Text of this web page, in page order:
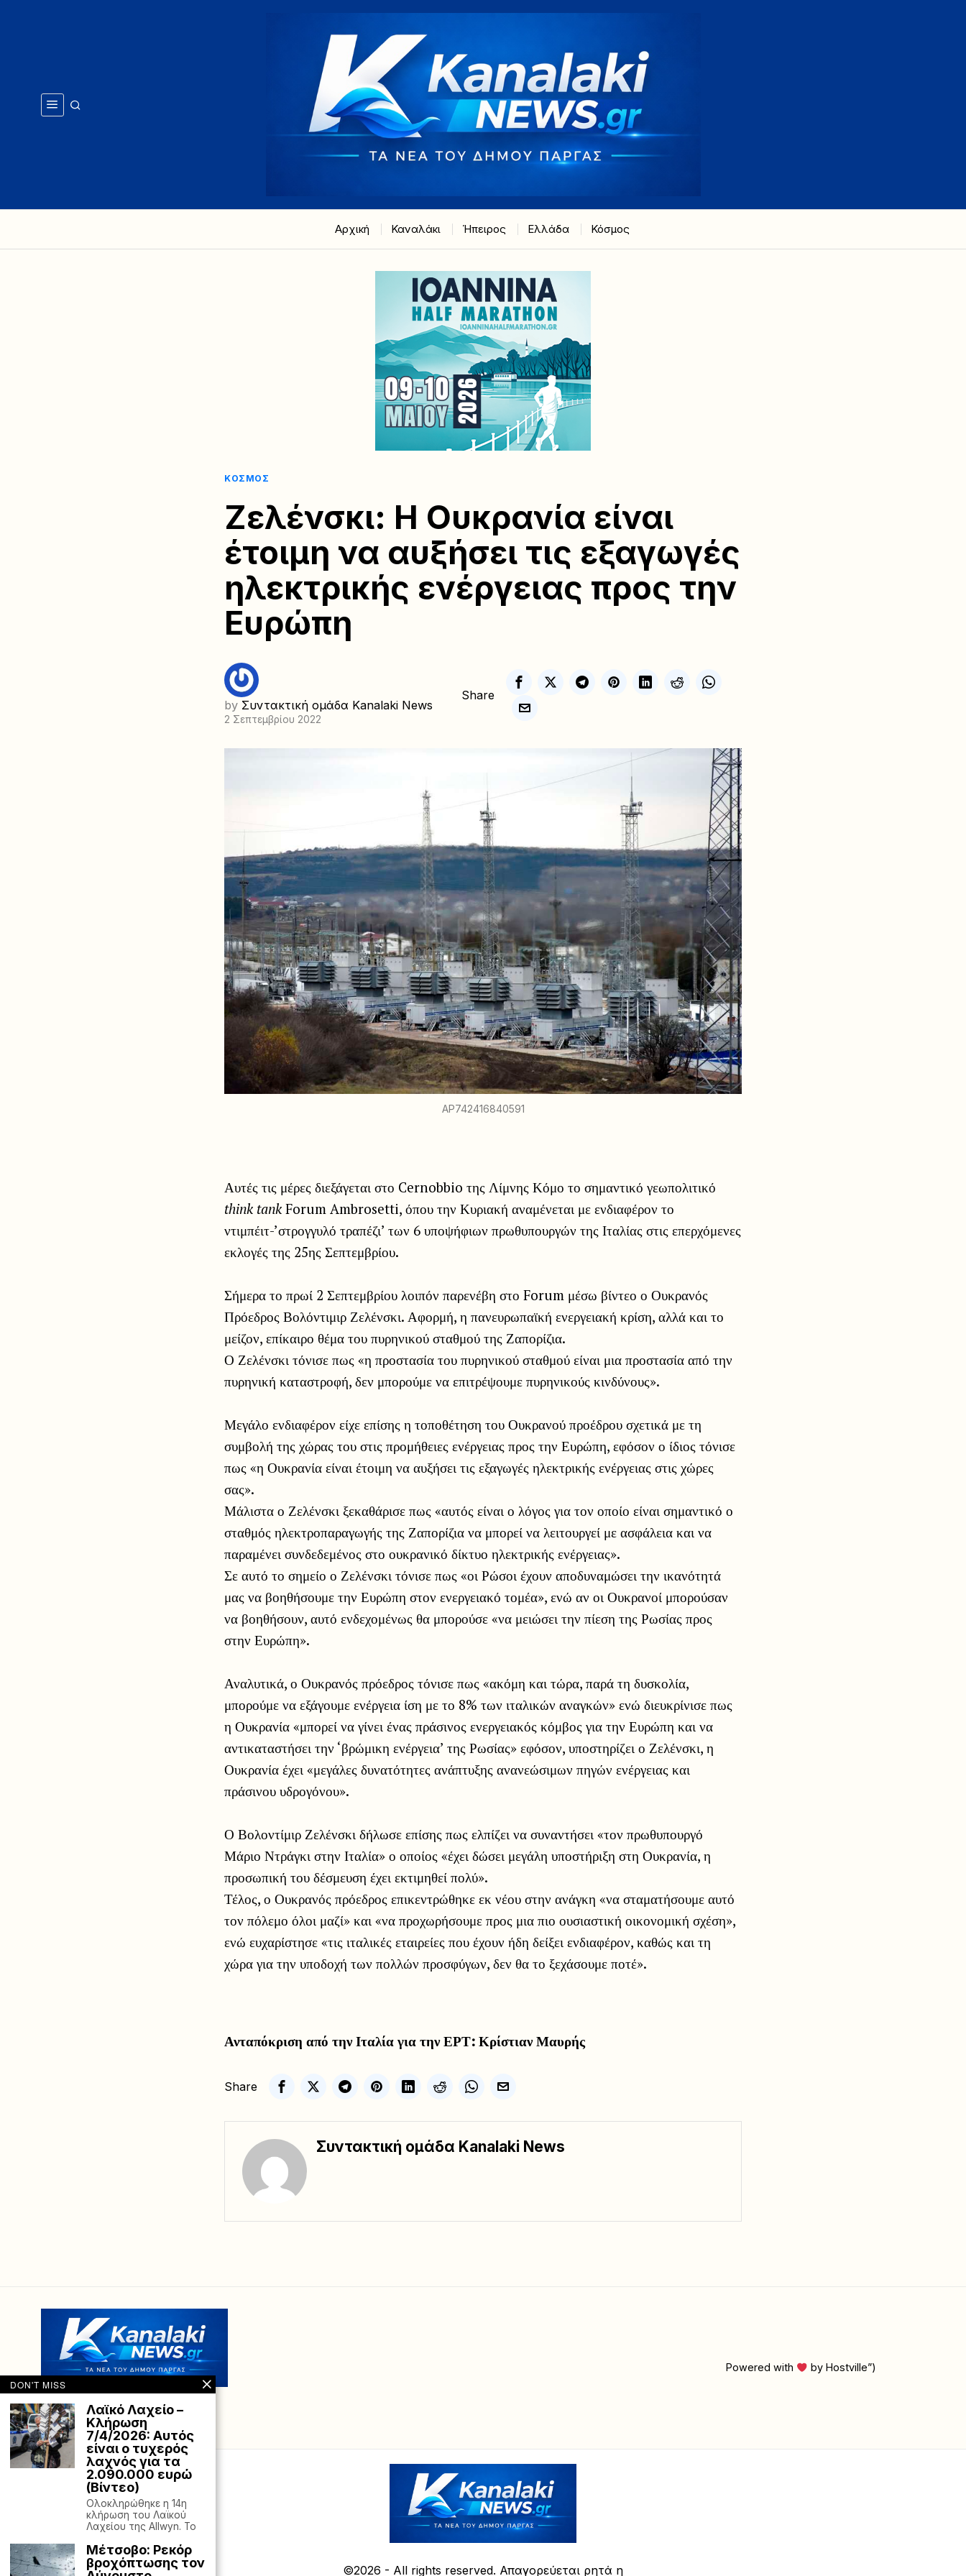
Αρχική Καναλάκι Ήπειρος Ελλάδα Κόσμος
ΚΌΣΜΟΣ
Ζελένσκι: Η Ουκρανία είναι
έτοιμη να αυξήσει τις εξαγωγές
ηλεκτρικής ενέργειας προς την
Ευρώπη
by Συντακτική ομάδα Kanalaki News
2 Σεπτεμβρίου 2022
Share
AP742416840591
Αυτές τις μέρες διεξάγεται στο Cernobbio της Λίμνης Κόμο το σημαντικό γεωπολιτικό
think tank Forum Ambrosetti, όπου την Κυριακή αναμένεται με ενδιαφέρον το
ντιμπέιτ-’στρογγυλό τραπέζι’ των 6 υποψήφιων πρωθυπουργών της Ιταλίας στις επερχόμενες
εκλογές της 25ης Σεπτεμβρίου.
Σήμερα το πρωί 2 Σεπτεμβρίου λοιπόν παρενέβη στο Forum μέσω βίντεο ο Ουκρανός
Πρόεδρος Βολόντιμιρ Ζελένσκι. Αφορμή, η πανευρωπαϊκή ενεργειακή κρίση, αλλά και το
μείζον, επίκαιρο θέμα του πυρηνικού σταθμού της Ζαπορίζια.
Ο Ζελένσκι τόνισε πως «η προστασία του πυρηνικού σταθμού είναι μια προστασία από την
πυρηνική καταστροφή, δεν μπορούμε να επιτρέψουμε πυρηνικούς κινδύνους».
Μεγάλο ενδιαφέρον είχε επίσης η τοποθέτηση του Ουκρανού προέδρου σχετικά με τη
συμβολή της χώρας του στις προμήθειες ενέργειας προς την Ευρώπη, εφόσον ο ίδιος τόνισε
πως «η Ουκρανία είναι έτοιμη να αυξήσει τις εξαγωγές ηλεκτρικής ενέργειας στις χώρες
σας».
Μάλιστα ο Ζελένσκι ξεκαθάρισε πως «αυτός είναι ο λόγος για τον οποίο είναι σημαντικό ο
σταθμός ηλεκτροπαραγωγής της Ζαπορίζια να μπορεί να λειτουργεί με ασφάλεια και να
παραμένει συνδεδεμένος στο ουκρανικό δίκτυο ηλεκτρικής ενέργειας».
Σε αυτό το σημείο ο Ζελένσκι τόνισε πως «οι Ρώσοι έχουν αποδυναμώσει την ικανότητά
μας να βοηθήσουμε την Ευρώπη στον ενεργειακό τομέα», ενώ αν οι Ουκρανοί μπορούσαν
να βοηθήσουν, αυτό ενδεχομένως θα μπορούσε «να μειώσει την πίεση της Ρωσίας προς
στην Ευρώπη».
Αναλυτικά, ο Ουκρανός πρόεδρος τόνισε πως «ακόμη και τώρα, παρά τη δυσκολία,
μπορούμε να εξάγουμε ενέργεια ίση με το 8% των ιταλικών αναγκών» ενώ διευκρίνισε πως
η Ουκρανία «μπορεί να γίνει ένας πράσινος ενεργειακός κόμβος για την Ευρώπη και να
αντικαταστήσει την ‘βρώμικη ενέργεια’ της Ρωσίας» εφόσον, υποστηρίζει ο Ζελένσκι, η
Ουκρανία έχει «μεγάλες δυνατότητες ανάπτυξης ανανεώσιμων πηγών ενέργειας και
πράσινου υδρογόνου».
Ο Βολοντίμιρ Ζελένσκι δήλωσε επίσης πως ελπίζει να συναντήσει «τον πρωθυπουργό
Μάριο Ντράγκι στην Ιταλία» ο οποίος «έχει δώσει μεγάλη υποστήριξη στη Ουκρανία, η
προσωπική του δέσμευση έχει εκτιμηθεί πολύ».
Τέλος, ο Ουκρανός πρόεδρος επικεντρώθηκε εκ νέου στην ανάγκη «να σταματήσουμε αυτό
τον πόλεμο όλοι μαζί» και «να προχωρήσουμε προς μια πιο ουσιαστική οικονομική σχέση»,
ενώ ευχαρίστησε «τις ιταλικές εταιρείες που έχουν ήδη δείξει ενδιαφέρον, καθώς και τη
χώρα για την υποδοχή των πολλών προσφύγων, δεν θα το ξεχάσουμε ποτέ».
Ανταπόκριση από την Ιταλία για την ΕΡΤ: Κρίστιαν Μαυρής
Share
Συντακτική ομάδα Kanalaki News
Powered with by Hostville”)
©2026 - All rights reserved. Απαγορεύεται ρητά η
DON'T MISS
Λαϊκό Λαχείο –
Κλήρωση
7/4/2026: Αυτός
είναι ο τυχερός
λαχνός για τα
2.090.000 ευρώ
(Βίντεο)
Oλοκληρώθηκε η 14η
κλήρωση του Λαϊκού
Λαχείου της Allwyn. Το
Μέτσοβο: Ρεκόρ
βροχόπτωσης τον